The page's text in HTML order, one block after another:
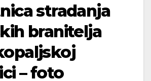
stradanja
branitelja
– foto